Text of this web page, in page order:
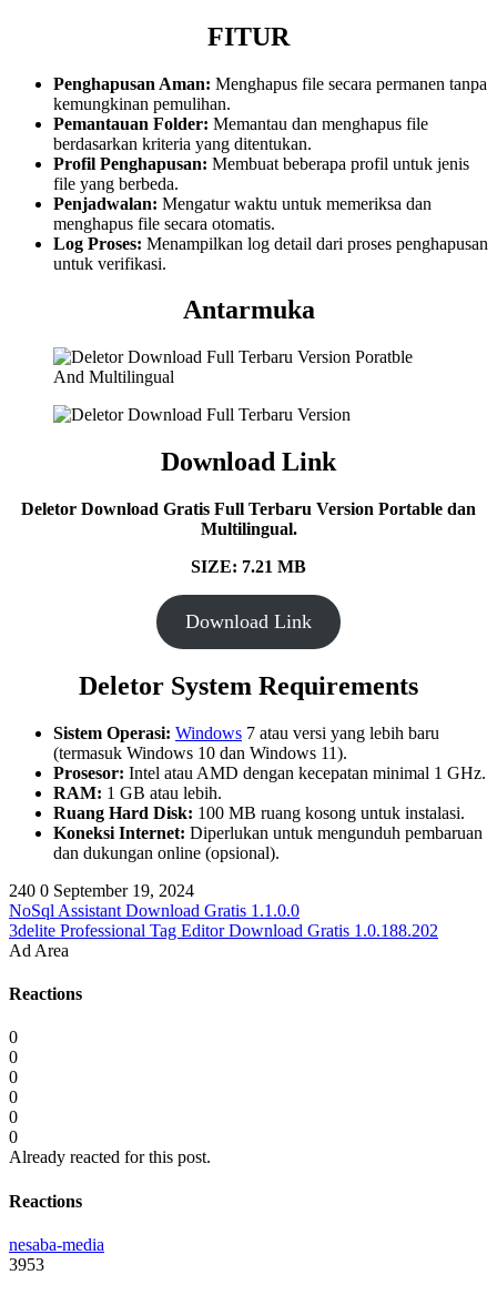
FITUR
Penghapusan Aman: Menghapus file secara permanen tanpa
kemungkinan pemulihan.
Pemantauan Folder: Memantau dan menghapus file
berdasarkan kriteria yang ditentukan.
Profil Penghapusan: Membuat beberapa profil untuk jenis
file yang berbeda.
Penjadwalan: Mengatur waktu untuk memeriksa dan
menghapus file secara otomatis.
Log Proses: Menampilkan log detail dari proses penghapusan
untuk verifikasi.
Antarmuka
Download Link
Deletor Download Gratis Full Terbaru Version Portable dan
Multilingual.
SIZE: 7.21 MB
Download Link
Deletor System Requirements
Sistem Operasi: Windows 7 atau versi yang lebih baru
(termasuk Windows 10 dan Windows 11).
Prosesor: Intel atau AMD dengan kecepatan minimal 1 GHz.
RAM: 1 GB atau lebih.
Ruang Hard Disk: 100 MB ruang kosong untuk instalasi.
Koneksi Internet: Diperlukan untuk mengunduh pembaruan
dan dukungan online (opsional).
240 0 September 19, 2024
NoSql Assistant Download Gratis 1.1.0.0
3delite Professional Tag Editor Download Gratis 1.0.188.202
Ad Area
Reactions
0
0
0
0
0
0
Already reacted for this post.
Reactions
nesaba-media
3953